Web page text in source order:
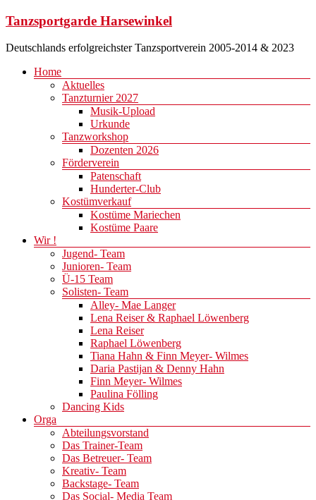
Zum
springen
Tanzsportgarde Harsewinkel
Deutschlands erfolgreichster Tanzsportverein 2005-2014 & 2023
Menü
Home
Aktuelles
Tanzturnier 2027
Musik-Upload
Urkunde
Tanzworkshop
Dozenten 2026
Förderverein
Patenschaft
Hunderter-Club
Kostümverkauf
Kostüme Mariechen
Kostüme Paare
Wir !
Jugend- Team
Junioren- Team
Ü-15 Team
Solisten- Team
Alley- Mae Langer
Lena Reiser & Raphael Löwenberg
Lena Reiser
Raphael Löwenberg
Tiana Hahn & Finn Meyer- Wilmes
Daria Pastijan & Denny Hahn
Finn Meyer- Wilmes
Paulina Fölling
Dancing Kids
Orga
Abteilungsvorstand
Das Trainer-Team
Das Betreuer- Team
Kreativ- Team
Backstage- Team
Das Social- Media Team